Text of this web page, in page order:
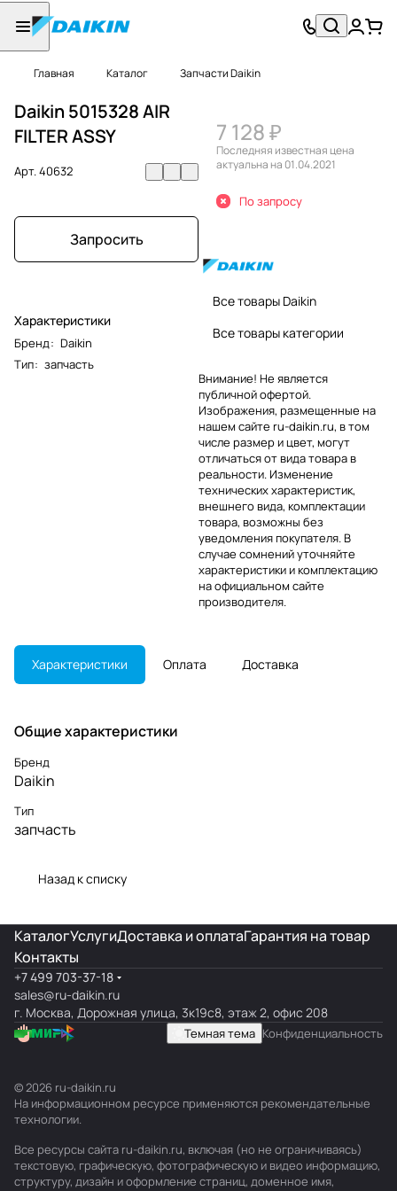
Главная Каталог Запчасти Daikin
Daikin 5015328 AIR
FILTER ASSY
Арт.40632
Запросить
Характеристики
Бренд: Daikin
Тип: запчасть
7 128 ₽
Последняя известная цена
актуальна на 01.04.2021
По запросу
Все товары Daikin
Все товары категории
Внимание! Не является
публичной офертой.
Изображения, размещенные на
нашем сайте ru-daikin.ru, в том
числе размер и цвет, могут
отличаться от вида товара в
реальности. Изменение
технических характеристик,
внешнего вида, комплектации
товара, возможны без
уведомления покупателя. В
случае сомнений уточняйте
характеристики и комплектацию
на официальном сайте
производителя.
Характеристики Оплата Доставка
Общие характеристики
Бренд
Daikin
Тип
запчасть
Назад к списку
КаталогУслугиДоставка и оплатаГарантия на товар
Контакты
+7 499 703-37-18
sales@ru-daikin.ru
г. Москва, Дорожная улица, 3к19с8, этаж 2, офис 208
Темная тема Конфиденциальность
© 2026 ru-daikin.ru
На информационном ресурсе применяются рекомендательные
технологии.
Все ресурсы сайта ru-daikin.ru, включая (но не ограничиваясь)
текстовую, графическую, фотографическую и видео информацию,
структуру, дизайн и оформление страниц, доменное имя,